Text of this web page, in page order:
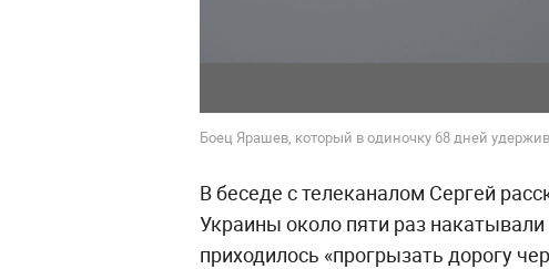
Боец Ярашев, который в одиночку 68 дней
В беседе с телеканалом Сергей
Украины около пяти раз
приходилось «прогрызать дорогу